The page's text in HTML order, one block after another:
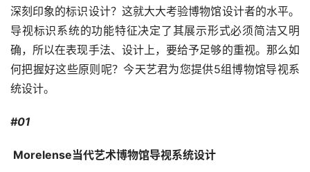
深刻印象的标识设计？这就大大考验博物馆设计者的水平。
导视标识系统的功能特征决定了其展示形式必须简洁又明
确，所以在表现手法、设计上，要给予足够的重视。那么如
何把握好这些原则呢？今天艺君为您提供5组博物馆导视系
统设计。
#01
Morelense当代艺术博物馆导视系统设计